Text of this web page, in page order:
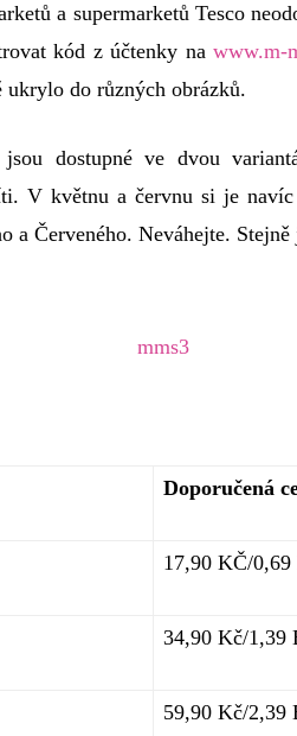
a supermarketů Tesco
kód z účtenky nawww.m-
ukrylo do různých obrázků.
dostupné ve dvou
V květnu a červnu si je
a Červeného. Neváhejte.
Doporučená
17,90 KČ/0,69
34,90 Kč/1,39
59,90 Kč/2,39